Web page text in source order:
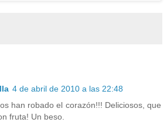
4 de abril de 2010 a las 22:48
han robado el corazón!!! Deliciosos, que
fruta! Un beso.